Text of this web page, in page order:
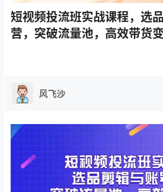
短视频投流班实战课程，选
营，突破流量池，高效带货
风飞沙